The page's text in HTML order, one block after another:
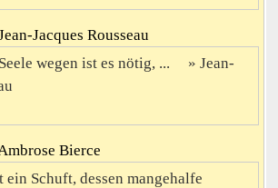
Jacques Rousseau
wegen ist es nötig, ...
Jean-
Bierce
Schuft, dessen mangehalfe